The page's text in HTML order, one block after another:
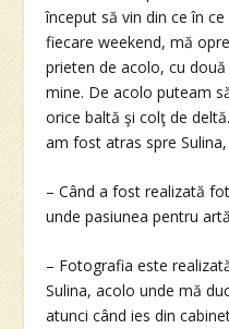
început să vin din ce în
fiecare weekend, mă
prieten de acolo, cu
mine. De acolo puteam
orice baltă şi colţ de
am fost atras spre
– Când a fost realizată
unde pasiunea pentru
– Fotografia este
Sulina, acolo unde mă
atunci când ies din